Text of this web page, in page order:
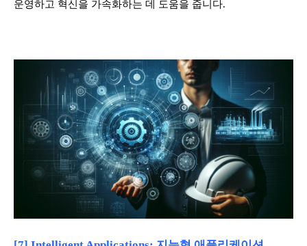
운영하고 혁신을 가속화하는 데 도움을 줍니다.